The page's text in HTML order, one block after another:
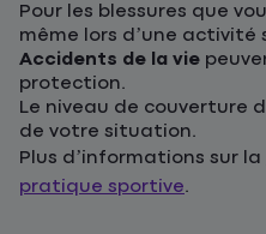
Pour les blessures que
même lors d’une activité
Accidents de la vie
protection.
Le niveau de couverture
de votre situation.
Plus d’informations sur la
pratique sportive.